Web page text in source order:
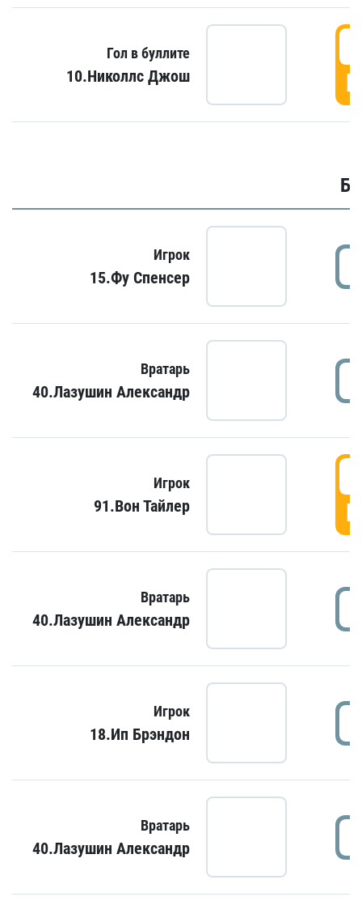
Гол в буллите
10.Николлс Джош
Игрок
15.Фу Спенсер
Вратарь
40.Лазушин Александр
Игрок
91.Вон Тайлер
Вратарь
40.Лазушин Александр
Игрок
18.Ип Брэндон
Вратарь
40.Лазушин Александр